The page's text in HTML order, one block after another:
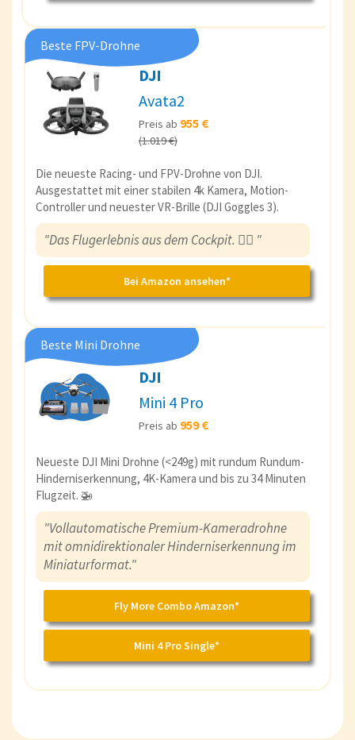
Beste FPV-Drohne
DJI
Avata2
Preis ab 955 €
(1.019 €)
Die neueste Racing- und FPV-Drohne von DJI.
Ausgestattet mit einer stabilen 4k Kamera, Motion-
Controller und neuester VR-Brille (DJI Goggles 3).
"Das Flugerlebnis aus dem Cockpit. 👨‍✈️ "
Bei Amazon ansehen*
Beste Mini Drohne
DJI
Mini 4 Pro
Preis ab 959 €
Neueste DJI Mini Drohne (<249g) mit rundum Rundum-
Hinderniserkennung, 4K-Kamera und bis zu 34 Minuten
Flugzeit. 🚁
"Vollautomatische Premium-Kameradrohne
mit omnidirektionaler Hinderniserkennung im
Miniaturformat."
Fly More Combo Amazon*
Mini 4 Pro Single*